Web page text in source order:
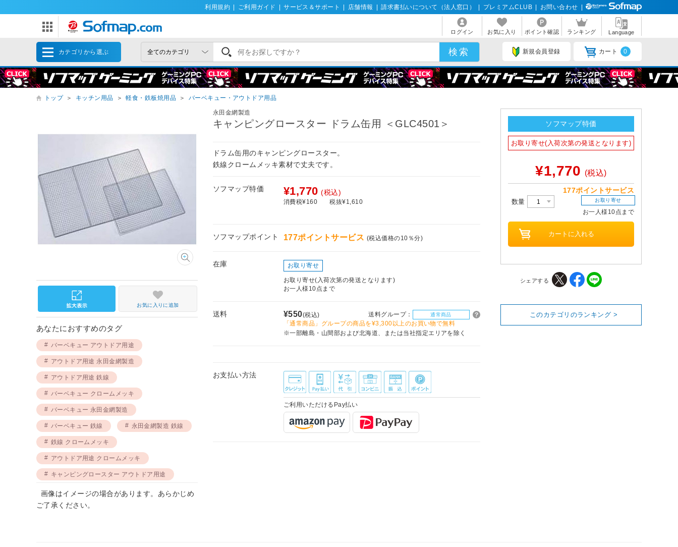
利用規約 ご利用ガイド サービス＆サポート 店舗情報 請求書払いについて（法人窓口） プレミアムCLUB お問い合わせ
ログイン お気に入り ポイント確認 ランキング Language
カテゴリから選ぶ 新規会員登録 カート 0
トップ ＞ キッチン用品 ＞ 軽食・鉄板焼用品 ＞ バーベキュー・アウトドア用品
永田金網製造
キャンピングロースター ドラム缶用 ＜GLC4501＞
ドラム缶用のキャンピングロースター。
鉄線クロームメッキ素材で丈夫です。
ソフマップ特価 ¥1,770 (税込)
消費税¥160 税抜¥1,610
ソフマップポイント 177ポイントサービス (税込価格の10％分)
在庫 お取り寄せ
お取り寄せ(入荷次第の発送となります)
お一人様10点まで
送料 ¥550(税込) 送料グループ： 通常商品
「通常商品」グループの商品を¥3,300以上のお買い物で無料
※一部離島・山間部および北海道、または当社指定エリアを除く
お支払い方法
ご利用いただけるPay払い
お気に入りに追加
あなたにおすすめのタグ
バーベキュー アウトドア用途
アウトドア用途 永田金網製造
アウトドア用途 鉄線
バーベキュー クロームメッキ
バーベキュー 永田金網製造
バーベキュー 鉄線 永田金網製造 鉄線
鉄線 クロームメッキ
アウトドア用途 クロームメッキ
キャンピングロースター アウトドア用途
画像はイメージの場合があります。あらかじめ
ご了承ください。
ソフマップ特価
お取り寄せ(入荷次第の発送となります)
¥1,770 (税込)
177ポイントサービス
数量 お取り寄せ
お一人様10点まで
シェアする
このカテゴリのランキング >